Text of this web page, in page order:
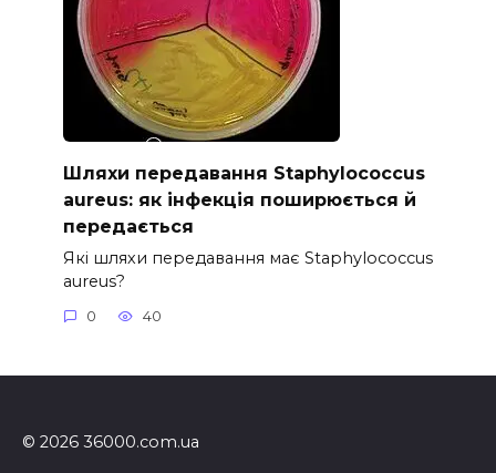
Шляхи передавання Staphylococcus
aureus: як інфекція поширюється й
передається
Які шляхи передавання має Staphylococcus
aureus?
0 40
© 2026 36000.com.ua